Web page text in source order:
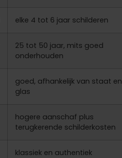
elke 4 tot 6 jaar schilderen
25 tot 50 jaar, mits goed
onderhouden
goed, afhankelijk van staat en
glas
hogere aanschaf plus
terugkerende schilderkosten
klassiek en authentiek